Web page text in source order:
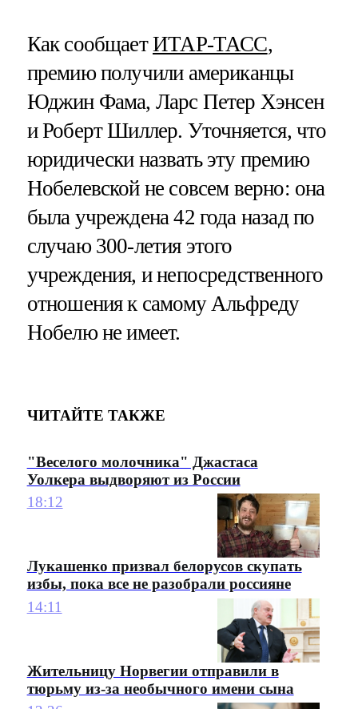
Как сообщаетИТАР-ТАСС,
премию получили американцы
Юджин Фама, Ларс Петер Хэнсен
и Роберт Шиллер. Уточняется, что
юридически назвать эту премию
Нобелевской не совсем верно: она
была учреждена 42 года назад по
случаю 300-летия этого
учреждения, и непосредственного
отношения к самому Альфреду
Нобелю не имеет.
ЧИТАЙТЕ ТАКЖЕ
"Веселого молочника" Джастаса
Уолкера выдворяют из России
18:12
Лукашенко призвал белорусов скупать
избы, пока все не разобрали россияне
14:11
Жительницу Норвегии отправили в
тюрьму из-за необычного имени сына